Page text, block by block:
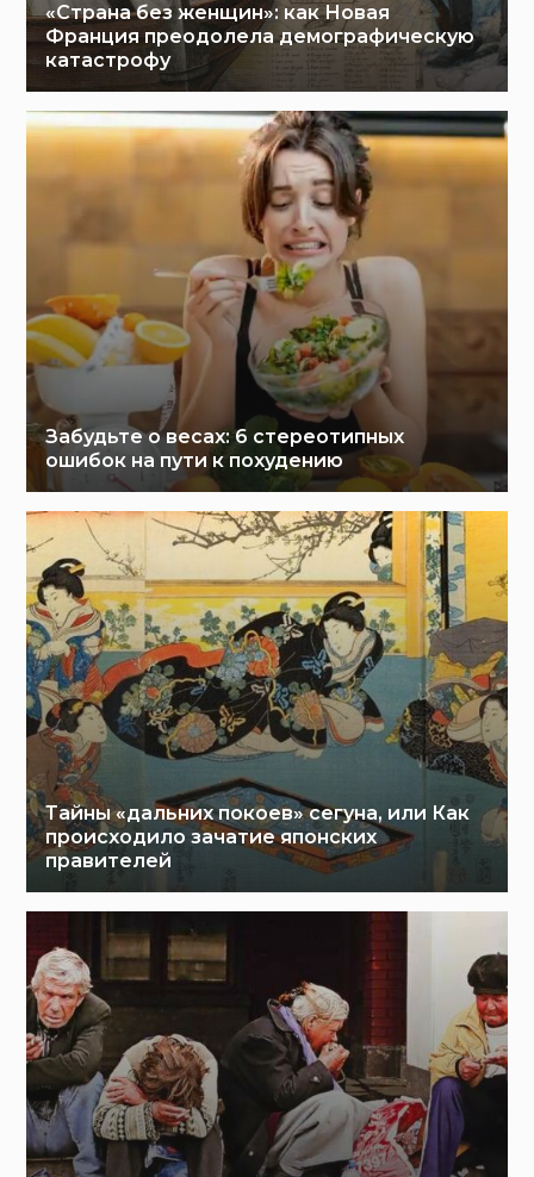
«Страна без женщин»: как Новая
Франция преодолела демографическую
катастрофу
Забудьте о весах: 6 стереотипных
ошибок на пути к похудению
Тайны «дальних покоев» сегуна, или Как
происходило зачатие японских
правителей